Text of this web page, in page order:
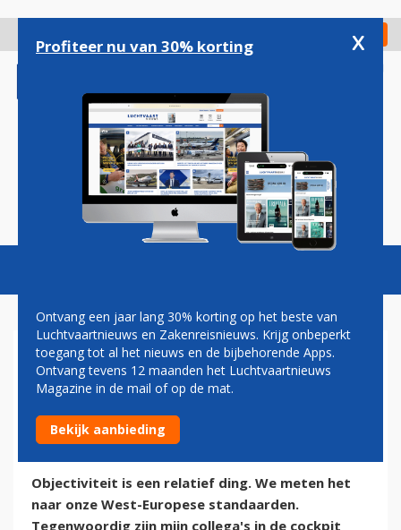
gaan
Check in
Magazine Podcasts Vacatures
HERMAN MATEBOER: WIJ
ZULLEN DOORGAAN
25 maart 2016
Objectiviteit is een relatief ding. We meten het
naar onze West-Europese standaarden.
Tegenwoordig zijn mijn collega's in de cockpit
Profiteer nu van 30% korting x
Ontvang een jaar lang 30% korting op het beste van
Luchtvaartnieuws en Zakenreisnieuws. Krijg onbeperkt
toegang tot al het nieuws en de bijbehorende Apps.
Ontvang tevens 12 maanden het Luchtvaartnieuws
Magazine in de mail of op de mat.
Bekijk aanbieding